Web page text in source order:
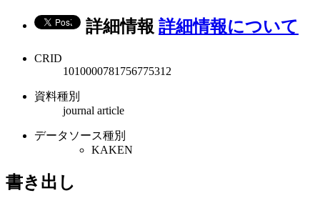
詳細情報 詳細情報について
CRID
1010000781756775312
資料種別
journal article
データソース種別
KAKEN
書き出し